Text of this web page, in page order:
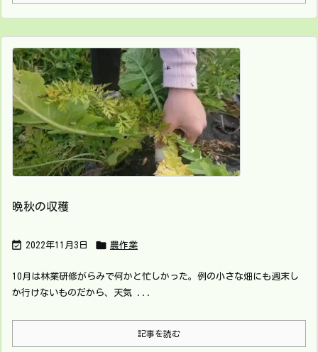
晩秋の収穫
 2022年11月3日  農作業
10月は林業研修がらみで何かと忙しかった。例の小さな畑にも週末し
か行けないものだから、天気 ...
記事を読む